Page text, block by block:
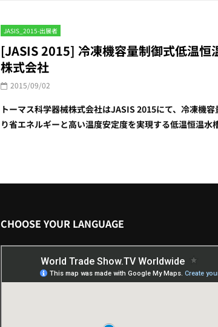
JASIS_2015-出展者
[JASIS 2015] 冷凍機容量制御式低温
株式会社
2015/09/02
トーマス科学器械株式会社はJASIS 2015にて、冷凍機
り省エネルギーと高い温度安定度を実現する低温恒
CHOOSE YOUR LANGUAGE